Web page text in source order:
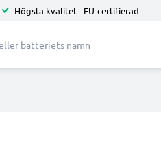
Högsta kvalitet - EU-certifierad